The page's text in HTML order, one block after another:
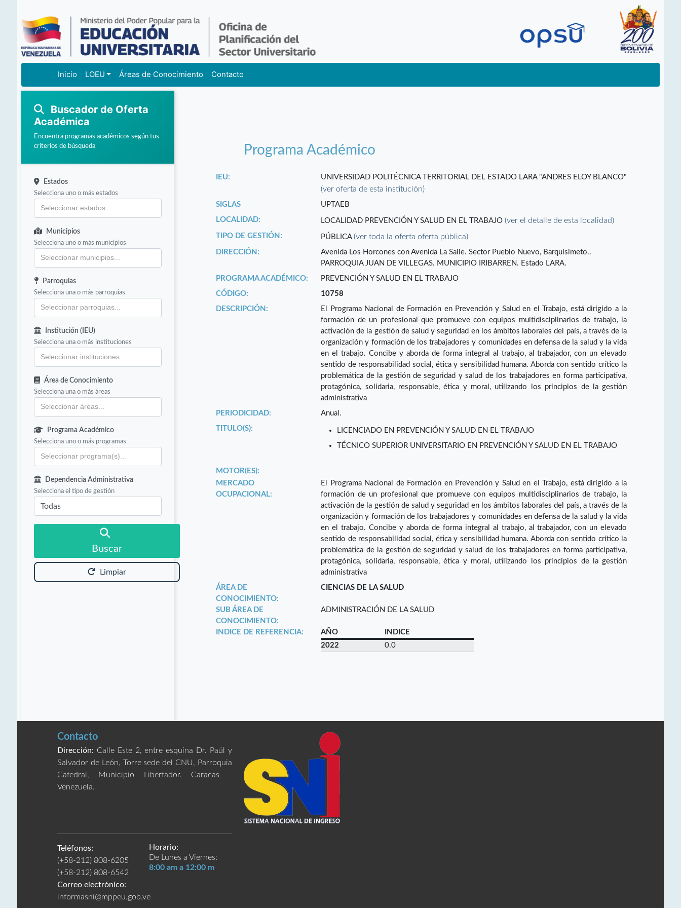
Inicio LOEU Áreas de Conocimiento Contacto
Buscador de Oferta
Académica
Encuentra programas académicos según tus
criterios de búsqueda
Estados
Selecciona uno o más estados
Municipios
Selecciona uno o más municipios
Parroquias
Selecciona una o más parroquias
Institución (IEU)
Selecciona una o más instituciones
Área de Conocimiento
Selecciona una o más áreas
Programa Académico
Selecciona uno o más programas
Dependencia Administrativa
Selecciona el tipo de gestión
Buscar
Limpiar
Programa Académico
IEU: UNIVERSIDAD POLITÉCNICA TERRITORIAL DEL ESTADO LARA "ANDRES ELOY BLANCO"
(ver oferta de esta institución)
SIGLAS
UPTAEB
LOCALIDAD:
LOCALIDAD PREVENCIÓN Y SALUD EN EL TRABAJO(ver el detalle de esta localidad)
TIPO DE GESTIÓN: PÚBLICA(ver toda la oferta oferta pública)
DIRECCIÓN:
Avenida Los Horcones con Avenida La Salle. Sector Pueblo Nuevo, Barquisimeto..
PARROQUIA JUAN DE VILLEGAS. MUNICIPIO IRIBARREN. Estado LARA.
PROGRAMA ACADÉMICO:
PREVENCIÓN Y SALUD EN EL TRABAJO
CÓDIGO:
10758
DESCRIPCIÓN:
El Programa Nacional de Formación en Prevención y Salud en el Trabajo, está dirigido a la
formación de un profesional que promueve con equipos multidisciplinarios de trabajo, la
activación de la gestión de salud y seguridad en los ámbitos laborales del país, a través de la
organización y formación de los trabajadores y comunidades en defensa de la salud y la vida
en el trabajo. Concibe y aborda de forma integral al trabajo, al trabajador, con un elevado
sentido de responsabilidad social, ética y sensibilidad humana. Aborda con sentido crítico la
problemática de la gestión de seguridad y salud de los trabajadores en forma participativa,
protagónica, solidaria, responsable, ética y moral, utilizando los principios de la gestión
administrativa
PERIODICIDAD:
Anual.
TITULO(S):
LICENCIADO EN PREVENCIÓN Y SALUD EN EL TRABAJO
TÉCNICO SUPERIOR UNIVERSITARIO EN PREVENCIÓN Y SALUD EN EL TRABAJO
MOTOR(ES):
MERCADO
OCUPACIONAL:
El Programa Nacional de Formación en Prevención y Salud en el Trabajo, está dirigido a la
formación de un profesional que promueve con equipos multidisciplinarios de trabajo, la
activación de la gestión de salud y seguridad en los ámbitos laborales del país, a través de la
organización y formación de los trabajadores y comunidades en defensa de la salud y la vida
en el trabajo. Concibe y aborda de forma integral al trabajo, al trabajador, con un elevado
sentido de responsabilidad social, ética y sensibilidad humana. Aborda con sentido crítico la
problemática de la gestión de seguridad y salud de los trabajadores en forma participativa,
protagónica, solidaria, responsable, ética y moral, utilizando los principios de la gestión
administrativa
ÁREA DE
CONOCIMIENTO:
CIENCIAS DE LA SALUD
SUB ÁREA DE
CONOCIMIENTO:
ADMINISTRACIÓN DE LA SALUD
INDICE DE REFERENCIA: AÑO
INDICE
2022
0.0
Contacto
Dirección: Calle Este 2, entre esquina Dr. Paúl y
Salvador de León, Torre sede del CNU, Parroquia
Catedral, Municipio Libertador. Caracas -
Venezuela.
Teléfonos:
(+58-212) 808-6205
(+58-212) 808-6542
Correo electrónico:
informasni@mppeu.gob.ve
Horario:
De Lunes a Viernes:
8:00 am a 12:00 m